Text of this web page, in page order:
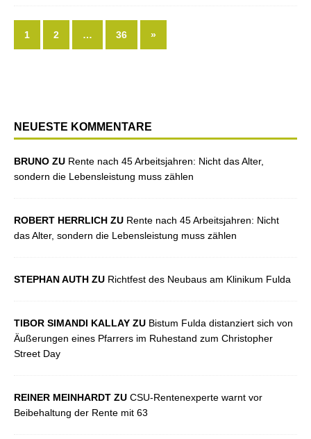
1 2 … 36 »
NEUESTE KOMMENTARE
BRUNO ZU Rente nach 45 Arbeitsjahren: Nicht das Alter,
sondern die Lebensleistung muss zählen
ROBERT HERRLICH ZU Rente nach 45 Arbeitsjahren: Nicht
das Alter, sondern die Lebensleistung muss zählen
STEPHAN AUTH ZU Richtfest des Neubaus am Klinikum Fulda
TIBOR SIMANDI KALLAY ZU Bistum Fulda distanziert sich von
Äußerungen eines Pfarrers im Ruhestand zum Christopher
Street Day
REINER MEINHARDT ZU CSU-Rentenexperte warnt vor
Beibehaltung der Rente mit 63